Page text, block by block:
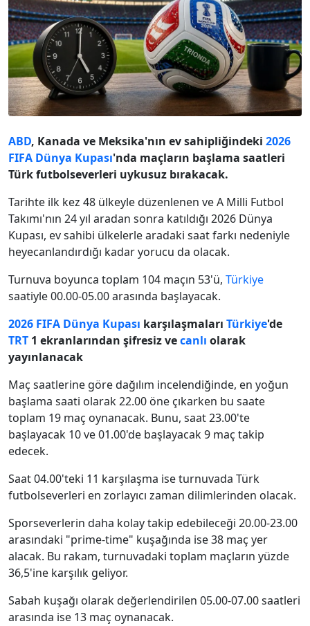
ABD, Kanada ve Meksika'nın ev sahipliğindeki 2026
FIFA Dünya Kupası'nda maçların başlama saatleri
Türk futbolseverleri uykusuz bırakacak.
Tarihte ilk kez 48 ülkeyle düzenlenen ve A Milli Futbol
Takımı'nın 24 yıl aradan sonra katıldığı 2026 Dünya
Kupası, ev sahibi ülkelerle aradaki saat farkı nedeniyle
heyecanlandırdığı kadar yorucu da olacak.
Turnuva boyunca toplam 104 maçın 53'ü, Türkiye
saatiyle 00.00-05.00 arasında başlayacak.
2026 FIFA Dünya Kupası karşılaşmaları Türkiye'de
TRT 1 ekranlarından şifresiz vecanlı olarak
yayınlanacak
Maç saatlerine göre dağılım incelendiğinde, en yoğun
başlama saati olarak 22.00 öne çıkarken bu saate
toplam 19 maç oynanacak. Bunu, saat 23.00'te
başlayacak 10 ve 01.00'de başlayacak 9 maç takip
edecek.
Saat 04.00'teki 11 karşılaşma ise turnuvada Türk
futbolseverleri en zorlayıcı zaman dilimlerinden olacak.
Sporseverlerin daha kolay takip edebileceği 20.00-23.00
arasındaki "prime-time" kuşağında ise 38 maç yer
alacak. Bu rakam, turnuvadaki toplam maçların yüzde
36,5'ine karşılık geliyor.
Sabah kuşağı olarak değerlendirilen 05.00-07.00 saatleri
arasında ise 13 maç oynanacak.